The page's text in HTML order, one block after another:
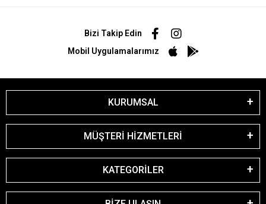
Bizi Takip Edin
Mobil Uygulamalarımız
KURUMSAL
MÜŞTERİ HİZMETLERİ
KATEGORİLER